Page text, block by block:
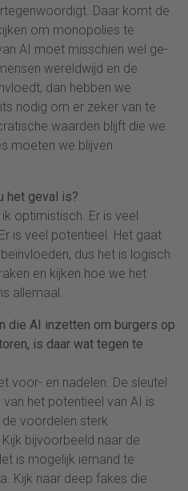
Daar komt de
om monopolies te
AI moet misschien wel ge-
wereldwijd en de
dan hebben we
nodig om er zeker van te
waarden blijft die we
moeten we blijven
het geval is?
optimistisch. Er is veel
is veel potentieel. Het gaat
dus het is logisch
en kijken hoe we het
allemaal.
die AI inzetten om burgers op
is daar wat tegen te
voor- en nadelen. De sleutel
het potentieel van AI is
voordelen sterk
bijvoorbeeld naar de
is mogelijk iemand te
Kijk naar deep fakes die